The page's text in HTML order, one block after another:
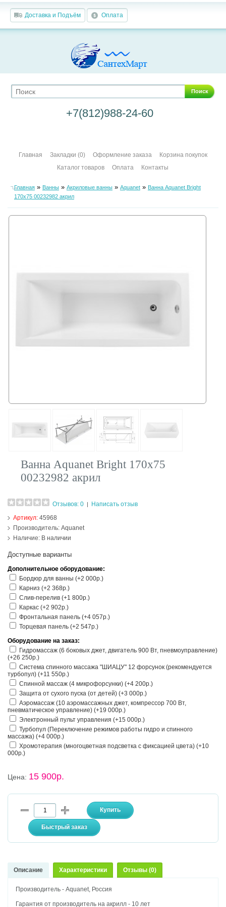
Доставка и Подъём Оплата
Поиск
+7(812)988-24-60
Главная Закладки (0) Оформление заказа
Корзина покупок
Каталог товаров
Оплата Контакты
Главная» Ванны» Акриловые ванны» Aquanet» Ванна Aquanet Bright
170x75 00232982 акрил
Ванна Aquanet Bright 170x75
00232982 акрил
Отзывов: 0
Написать отзыв
Артикул:45968
Производитель: Aquanet
Наличие: В наличии
Доступные варианты
Дополнительное оборудование:
Бордюр для ванны (+2 000р.)
Карниз (+2 368р.)
Слив-перелив (+1 800р.)
Каркас (+2 902р.)
Фронтальная панель (+4 057р.)
Торцевая панель (+2 547р.)
Оборудование на заказ:
Гидромассаж (6 боковых джет, двигатель 900 Вт, пневмоуправление)
(+26 250р.)
Система спинного массажа "ШИАЦУ" 12 форсунок (рекомендуется
турбопул) (+11 550р.)
Спинной массаж (4 микрофорсунки) (+4 200р.)
Защита от сухого пуска (от детей) (+3 000р.)
Аэромассаж (10 аэромассажных джет, компрессор 700 Вт,
пневматическое управление) (+19 000р.)
Электронный пульт управления (+15 000р.)
Турбопул (Переключение режимов работы гидро и спинного
массажа) (+4 000р.)
Хромотерапия (многоцветная подсветка с фиксацией цвета) (+10
000р.)
Цена: 15 900р.
Описание Характеристики Отзывы (0)
Производитель - Aquanet, Россия
Гарантия от производитель на акрилл - 10 лет